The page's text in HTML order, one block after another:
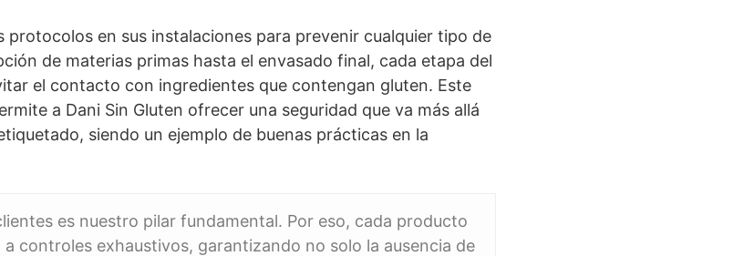
protocolos en sus instalaciones para prevenir cualquier tipo de
de materias primas hasta el envasado final, cada etapa del
el contacto con ingredientes que contengan gluten. Este
a Dani Sin Gluten ofrecer una seguridad que va más allá
siendo un ejemplo de buenas prácticas en la
es nuestro pilar fundamental. Por eso, cada producto
a controles exhaustivos, garantizando no solo la ausencia de